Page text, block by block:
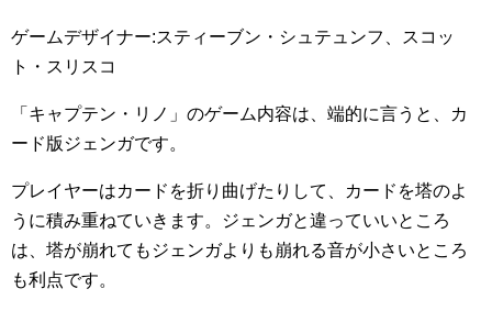
ゲームデザイナー:スティーブン・シュテュンフ、スコッ
ト・スリスコ
「キャプテン・リノ」のゲーム内容は、端的に言うと、カ
ード版ジェンガです。
プレイヤーはカードを折り曲げたりして、カードを塔のよ
うに積み重ねていきます。ジェンガと違っていいところ
は、塔が崩れてもジェンガよりも崩れる音が小さいところ
も利点です。